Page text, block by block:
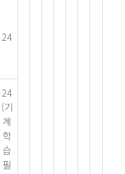
24
24
(기
계
학
습
필